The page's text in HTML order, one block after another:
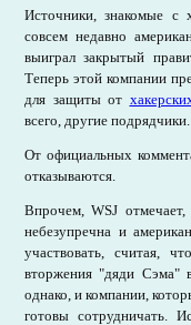
Источники, знакомые с
совсем недавно
выиграл закрытый
Теперь этой компании
для защиты от
всего, другие подрядчики.
От официальных
отказываются.
Впрочем, WSJ
небезупречна и
участвовать, считая,
вторжения "дяди Сэма"
однако, и компании,
готовы сотрудничать.